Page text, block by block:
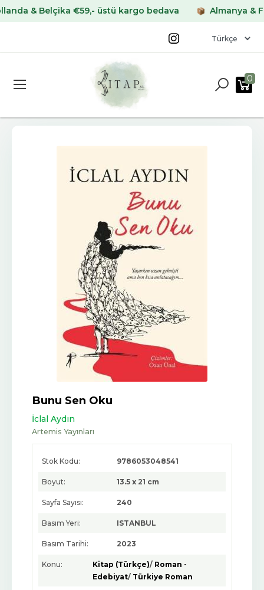
& Belçika €59,- üstü kargo bedava Almanya &
0
Bunu Sen Oku
İclal Aydın
Artemis Yayınları
Stok Kodu: 9786053048541
Boyut: 13.5 x 21 cm
Sayfa Sayısı: 240
Basım Yeri: ISTANBUL
Basım Tarihi: 2023
Konu: Kitap (Türkçe)/ Roman -
Edebiyat/ Türkiye Roman